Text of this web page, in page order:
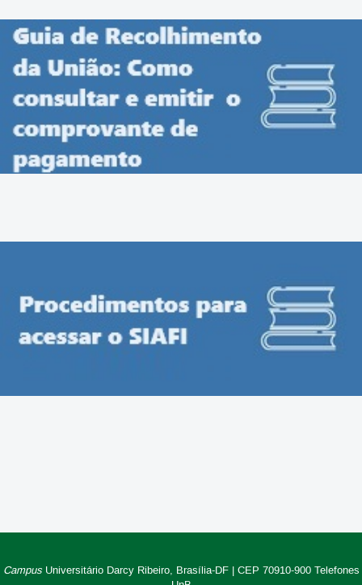
CampusUniversitário Darcy Ribeiro, Brasília-DF | CEP 70910-900 Telefones